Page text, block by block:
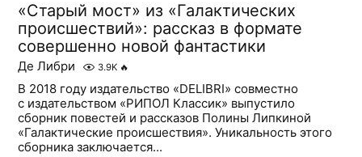
«Старый мост» из «Галактических
происшествий»: рассказ в формате
совершенно новой фантастики
Де Либри 3.9K 🔥
В 2018 году издательство «DELIBRI» совместно
с издательством «РИПОЛ Классик» выпустило
сборник повестей и рассказов Полины Липкиной
«Галактические происшествия». Уникальность этого
сборника заключается...